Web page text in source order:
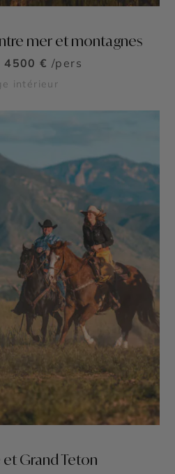
mer et montagnes
4500 € /pers
intérieur
Grand Teton